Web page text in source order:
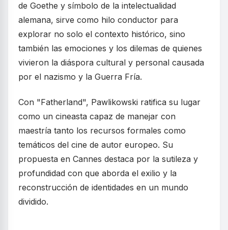
de Goethe y símbolo de la intelectualidad
alemana, sirve como hilo conductor para
explorar no solo el contexto histórico, sino
también las emociones y los dilemas de quienes
vivieron la diáspora cultural y personal causada
por el nazismo y la Guerra Fría.
Con "Fatherland", Pawlikowski ratifica su lugar
como un cineasta capaz de manejar con
maestría tanto los recursos formales como
temáticos del cine de autor europeo. Su
propuesta en Cannes destaca por la sutileza y
profundidad con que aborda el exilio y la
reconstrucción de identidades en un mundo
dividido.